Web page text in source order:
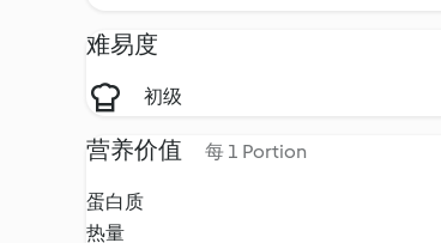
难易度
初级
营养价值 每 1 Portion
蛋白质
热量